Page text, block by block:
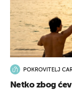
POKROVITELJ
Netko zbog